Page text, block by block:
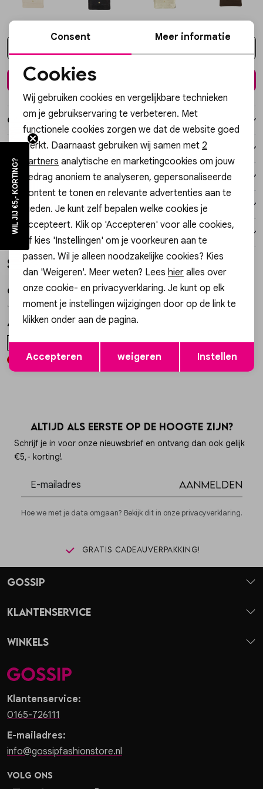
Vesten
Lingerie
Over dit item
Winkelvoorraad
Kenmerken
Verzending / Ophalen in de winkel
Retourneren
Style dit met
/2
Nieuw
Gossip
JASMIN CLASSIC BABY PUFFY JASMIN
49,99
ONE SIZE
/2
Gossip
ONE SIZE
Altijd als eerste op de hoogte zijn?
Schrijf je in voor onze nieuwsbrief en ontvang dan ook gelijk
€5,- korting!
Aanmelden
Hoe we met je data omgaan? Bekijk dit in onze privacyverklaring.
Gratis cadeauverpakking!
Klantenservice:
0165-726111
E-mailadres:
info@gossipfashionstore.nl
Volg ons
Gossip
Klantenservice
Winkels
Noodzakelijke cookies
Personalisatie cookies
Analytische cookies
Marketing cookies
Opslaan
Consent Meer informatie
Cookies
Wij gebruiken cookies en vergelijkbare technieken
om je gebruikservaring te verbeteren. Met
functionele cookies zorgen we dat de website goed
werkt. Daarnaast gebruiken wij samen met 2
partners analytische en marketingcookies om jouw
gedrag anoniem te analyseren, gepersonaliseerde
content te tonen en relevante advertenties aan te
bieden. Je kunt zelf bepalen welke cookies je
accepteert. Klik op 'Accepteren' voor alle cookies,
of kies 'Instellingen' om je voorkeuren aan te
passen. Wil je alleen noodzakelijke cookies? Kies
dan 'Weigeren'. Meer weten? Lees hier alles over
onze cookie- en privacyverklaring. Je kunt op elk
moment je instellingen wijzigingen door op de link te
klikken onder aan de pagina.
Accepteren weigeren Instellen
WIL JIJ €5,- KORTING?